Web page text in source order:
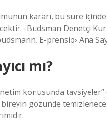
kararı, bu süre içinde
-Budsman Denetçi
E-prensip› Ana
mı?
konusunda
gözünde